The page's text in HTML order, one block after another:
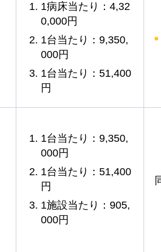
1病床当たり：4,32
0,000円
1台当たり：9,350,
000円
1台当たり：51,400
円
1台当たり：9,350,
000円
1台当たり：51,400
円
1施設当たり：905,
000円